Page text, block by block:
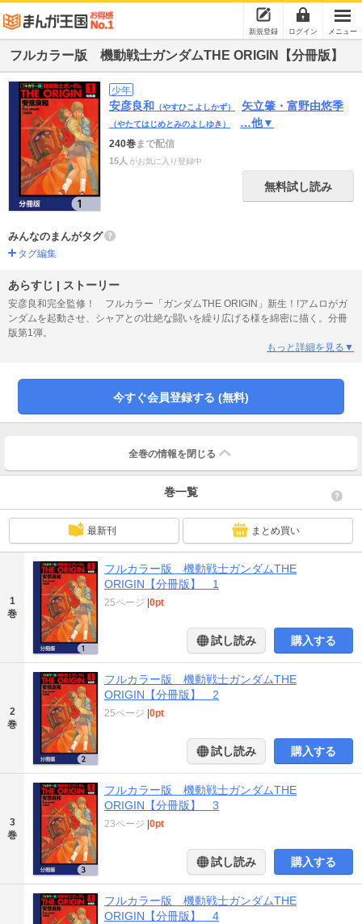
新規登録 ログイン メニュー
フルカラー版 機動戦士ガンダムTHE ORIGIN【分冊版】
少年
安彦良和 （やすひこよしかず） 矢立肇・富野由悠季
（やたてはじめとみのよしゆき） …他▼
240巻まで配信
15人 がお気に入り登録中
無料試し読み
みんなのまんがタグ
タグ編集
あらすじ | ストーリー
安彦良和完全監修！ フルカラー「ガンダムTHE ORIGIN」新生！!アムロがガ
ンダムを起動させ、シャアとの壮絶な闘いを繰り広げる様を綿密に描く。分冊
版第1弾。
もっと詳細を見る▼
今すぐ会員登録する (無料)
全巻の情報を 閉じる
巻一覧
最新刊 まとめ買い
1
巻
フルカラー版 機動戦士ガンダムTHE
ORIGIN【分冊版】 1
25ページ 0pt
試し読み 購入する
2
巻
フルカラー版 機動戦士ガンダムTHE
ORIGIN【分冊版】 2
25ページ 0pt
試し読み 購入する
3
巻
フルカラー版 機動戦士ガンダムTHE
ORIGIN【分冊版】 3
23ページ 0pt
試し読み 購入する
フルカラー版 機動戦士ガンダムTHE
ORIGIN【分冊版】 4